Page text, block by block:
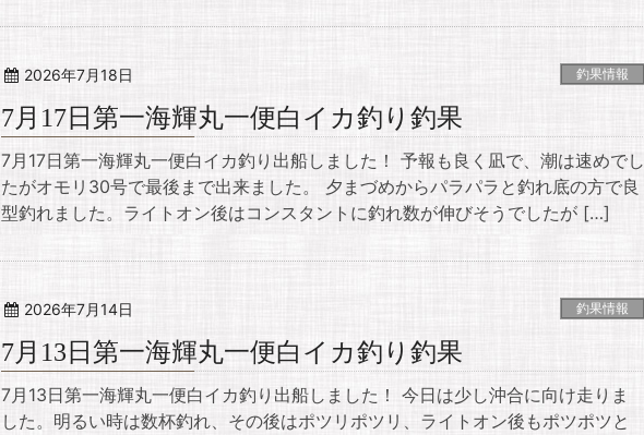
2026年7月18日 釣果情報
7月17日第一海輝丸一便白イカ釣り釣果
7月17日第一海輝丸一便白イカ釣り出船しました！ 予報も良く凪で、潮は速めでし
たがオモリ30号で最後まで出来ました。 夕まづめからパラパラと釣れ底の方で良
型釣れました。ライトオン後はコンスタントに釣れ数が伸びそうでしたが […]
2026年7月14日 釣果情報
7月13日第一海輝丸一便白イカ釣り釣果
7月13日第一海輝丸一便白イカ釣り出船しました！ 今日は少し沖合に向け走りま
した。明るい時は数杯釣れ、その後はポツリポツリ、ライトオン後もポツポツと